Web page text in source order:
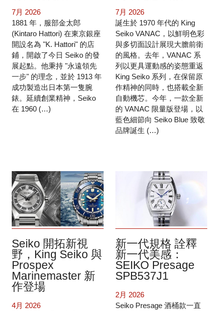
7月 2026
1881 年，服部金太郎
(Kintaro Hattori) 在東京銀座
開設名為 "K. Hattori" 的店
鋪，開啟了今日 Seiko 的發
展起點。他秉持 "永遠領先
一步" 的理念，並於 1913 年
成功製造出日本第一隻腕
錶。延續創業精神，Seiko
在 1960 (…)
7月 2026
誕生於 1970 年代的 King
Seiko VANAC，以鮮明色彩
與多切面設計展現大膽前衛
的風格。去年，VANAC 系
列以更具運動感的姿態重返
King Seiko 系列，在保留原
作精神的同時，也搭載全新
自動機芯。今年，一款全新
的 VANAC 限量版登場，以
藍色細節向 Seiko Blue 致敬
品牌誕生 (…)
Seiko 開拓新視
野，King Seiko 與
Prospex
Marinemaster 新
作登場
4月 2026
新一代規格 詮釋
新一代美感：
SEIKO Presage
SPB537J1
2月 2026
Seiko Presage 酒桶款一直